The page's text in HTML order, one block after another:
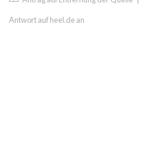
Antwort auf heel.de an